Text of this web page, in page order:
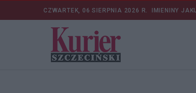
CZWARTEK, 06 SIERPNIA 2026 R. IMIENINY